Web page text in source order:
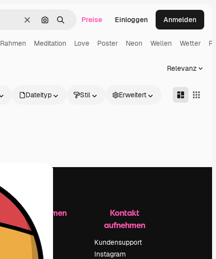
LöschenNach Bild suchen
SuchenPreise Einloggen Anmelden
Rahmen Meditation Love Poster Neon Wellen Wetter
Relevanz
Dateityp Stil Erweitert
Unternehmen
Preise
Über uns
Reviews
Kontakt
aufnehmen
Kundensupport
Instagram